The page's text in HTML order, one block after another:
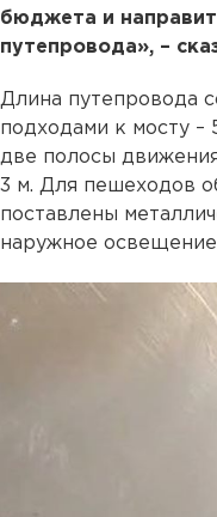
бюджета и
путепровода», –
Длина путепровода
подходами к мосту –
две полосы
3 м. Для пешеходов
поставлены
наружное